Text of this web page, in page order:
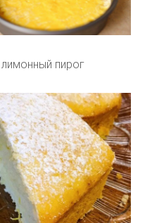
пирог